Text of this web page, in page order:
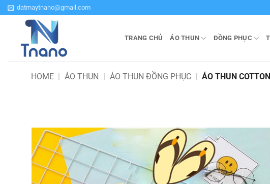
Bỏ
qua
datmaytnano@gmail.com
TRANG CHỦ ÁO THUN ĐỒNG PHỤC
HOME | ÁO THUN | ÁO THUN ĐỒNG PHỤC | ÁO THUN